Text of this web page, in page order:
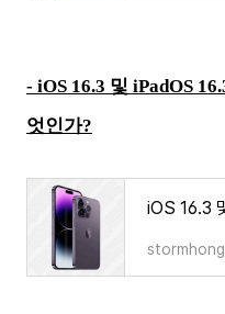
- iOS 16.3 및 iPadOS
엇인가?